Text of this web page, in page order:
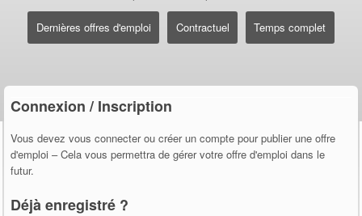
Dernières offres d'emploi Contractuel Temps complet
Connexion / Inscription
Vous devez vous connecter ou créer un compte pour publier une offre
d'emploi – Cela vous permettra de gérer votre offre d'emploi dans le
futur.
Déjà enregistré ?